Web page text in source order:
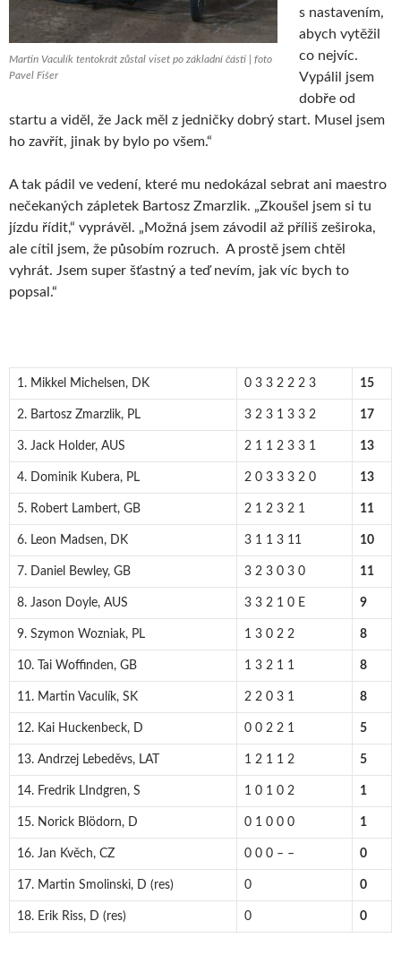
Martin Vaculík tentokrát zůstal viset po základní části | foto
Pavel Fišer
s nastavením,
abych vytěžil
co nejvíc.
Vypálil jsem
dobře od
startu a viděl, že Jack měl z jedničky dobrý start. Musel jsem
ho zavřít, jinak by bylo po všem.“
A tak pádil ve vedení, které mu nedokázal sebrat ani maestro
nečekaných zápletek Bartosz Zmarzlik. „Zkoušel jsem si tu
jízdu řídit,“ vyprávěl. „Možná jsem závodil až příliš zeširoka,
ale cítil jsem, že působím rozruch. A prostě jsem chtěl
vyhrát. Jsem super šťastný a teď nevím, jak víc bych to
popsal.“
1. Mikkel Michelsen, DK 0 3 3 2 2 2 3 15
2. Bartosz Zmarzlik, PL 3 2 3 1 3 3 2 17
3. Jack Holder, AUS 2 1 1 2 3 3 1 13
4. Dominik Kubera, PL 2 0 3 3 3 2 0 13
5. Robert Lambert, GB 2 1 2 3 2 1 11
6. Leon Madsen, DK 3 1 1 3 11 10
7. Daniel Bewley, GB 3 2 3 0 3 0 11
8. Jason Doyle, AUS 3 3 2 1 0 E 9
9. Szymon Wozniak, PL 1 3 0 2 2 8
10. Tai Woffinden, GB 1 3 2 1 1 8
11. Martin Vaculík, SK 2 2 0 3 1 8
12. Kai Huckenbeck, D 0 0 2 2 1 5
13. Andrzej Lebeděvs, LAT 1 2 1 1 2 5
14. Fredrik LIndgren, S 1 0 1 0 2 1
15. Norick Blödorn, D 0 1 0 0 0 1
16. Jan Kvěch, CZ 0 0 0 – – 0
17. Martin Smolinski, D (res) 0 0
18. Erik Riss, D (res) 0 0